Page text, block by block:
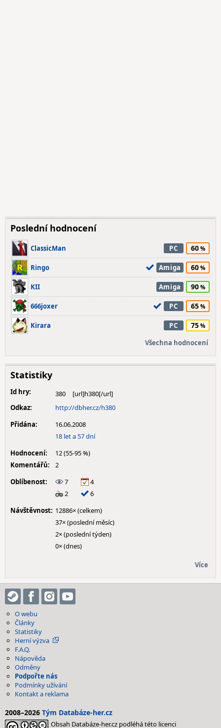
Poslední hodnocení
ClassicMan PC 60
Ringo Amiga 60
KII Amiga 90
666joxer PC 65
Kirara PC 75
Všechna hodnocení
Statistiky
Id hry:
380
Odkaz:
http://dbher.cz/h380
Přidána:
16.06.2008
18 let a 57 dní
Hodnocení:
12 (55-95 %)
Komentářů:
2
Oblíbenost:
7
4
2
6
Návštěvnost: 12886× (celkem)
37× (poslední měsíc)
2× (poslední týden)
0× (dnes)
Více
O webu
Články
Statistiky
Herní výzva
F.A.Q.
Nápověda
Odměny
Podpořte nás
Podmínky užívání
Kontakt a reklama
2008–2026 Tým Databáze-her.cz
Obsah Databáze-her.cz podléhá této licenci